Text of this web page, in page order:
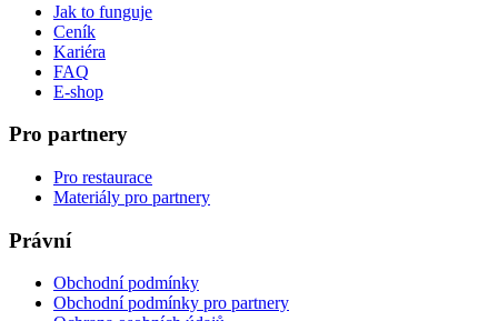
Jak to funguje
Ceník
Kariéra
FAQ
E-shop
Pro partnery
Pro restaurace
Materiály pro partnery
Právní
Obchodní podmínky
Obchodní podmínky pro partnery